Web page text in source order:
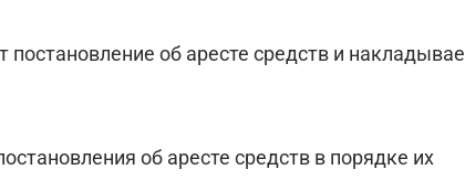
об аресте средств и
об аресте средств в порядке их